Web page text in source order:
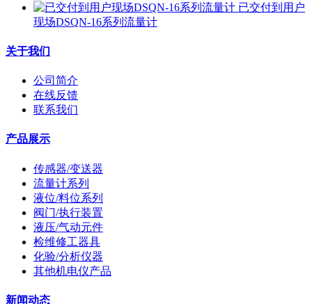
已交付到用户
现场DSQN-16系列流量计
关于我们
公司简介
在线反馈
联系我们
产品展示
传感器/变送器
流量计系列
液位/料位系列
阀门/执行装置
液压/气动元件
检维修工器具
化验/分析仪器
其他机电仪产品
新闻动态